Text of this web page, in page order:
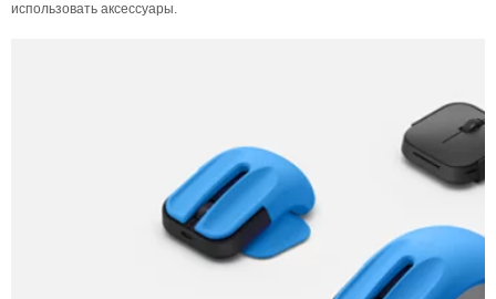
использовать аксессуары.